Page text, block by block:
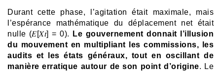
Durant cette phase, l’agitation était maximale, mais
l’espérance mathématique du déplacement net était
nulle (𝐸[𝑋𝑡] = 0).
Le gouvernement donnait l’illusion
du mouvement en multipliant les commissions, les
audits et les états généraux, tout en oscillant de
manière erratique autour de son point d’origine. Le